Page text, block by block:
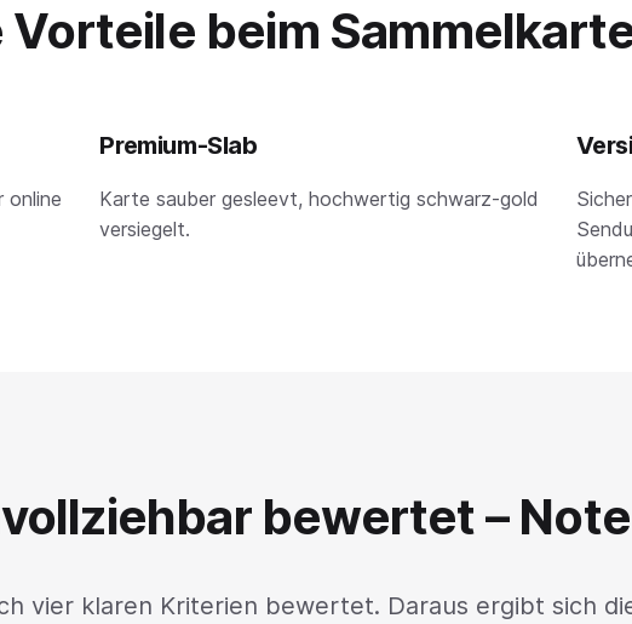
Vorteile beim
online
Premium-Slab
Karte sauber gesleevt, hochwertig schwarz-gold
versiegelt.
bewertet –
vier klaren Kriterien bewertet. Daraus ergibt sich